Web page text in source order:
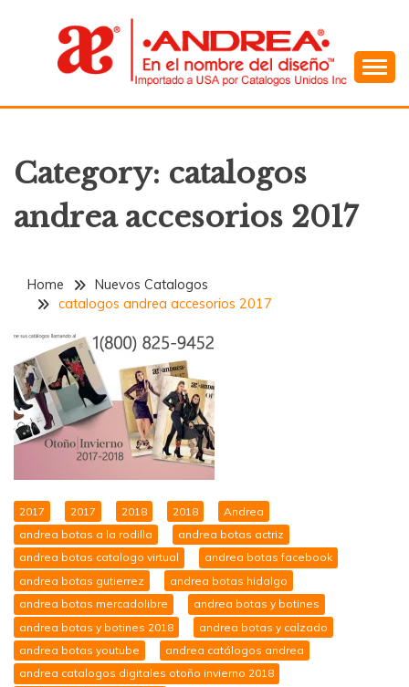
ANDREA
Category: catalogos
andrea accesorios 2017
Home
Nuevos Catalogos
catalogos andrea accesorios 2017
2017 2017 2018 2018
Andrea
andrea botas a la rodilla
andrea botas actriz
andrea botas catalogo virtual
andrea botas facebook
andrea botas gutierrez
andrea botas hidalgo
andrea botas mercadolibre
andrea botas y botines
andrea botas y botines 2018
andrea botas y calzado
andrea botas youtube
andrea catálogos andrea
andrea catalogos digitales otoño invierno 2018